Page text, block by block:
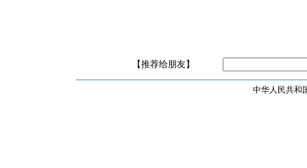
【推荐给朋友】
中华人民共和